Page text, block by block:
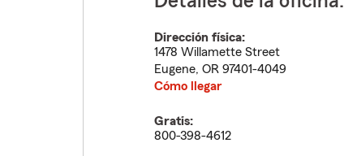
Dirección física:
1478 Willamette Street
Eugene, OR 97401-4049
Cómo llegar
Gratis:
800-398-4612